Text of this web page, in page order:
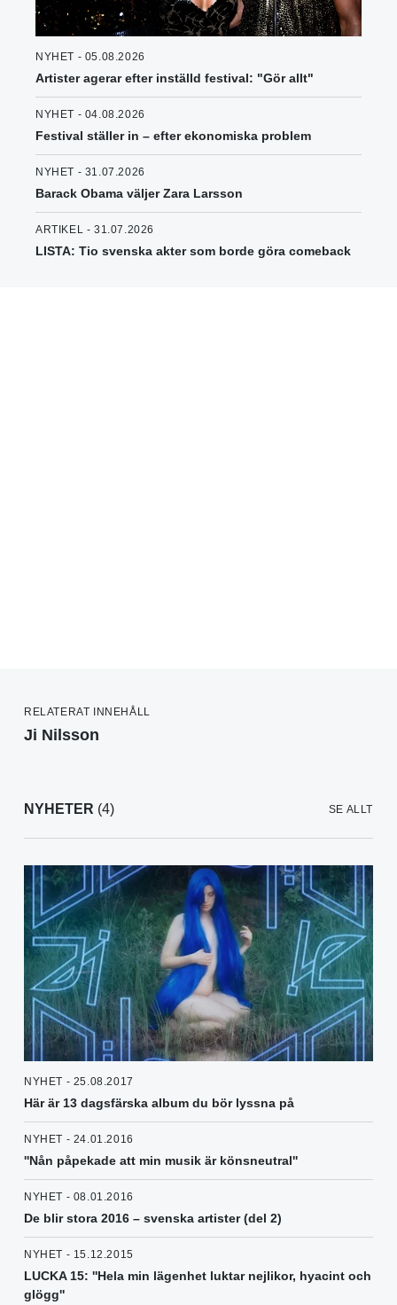
NYHET - 05.08.2026
Artister agerar efter inställd festival: "Gör allt"
NYHET - 04.08.2026
Festival ställer in – efter ekonomiska problem
NYHET - 31.07.2026
Barack Obama väljer Zara Larsson
ARTIKEL - 31.07.2026
LISTA: Tio svenska akter som borde göra comeback
RELATERAT INNEHÅLL
Ji Nilsson
NYHETER (4) SE ALLT
NYHET - 25.08.2017
Här är 13 dagsfärska album du bör lyssna på
NYHET - 24.01.2016
''Nån påpekade att min musik är könsneutral''
NYHET - 08.01.2016
De blir stora 2016 – svenska artister (del 2)
NYHET - 15.12.2015
LUCKA 15: ''Hela min lägenhet luktar nejlikor, hyacint och
glögg''